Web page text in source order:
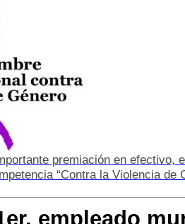
premiación en efectivo,
“Contra la Violencia de
empleado